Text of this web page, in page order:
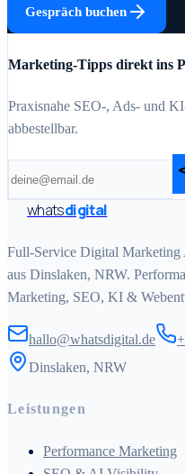
Gespräch buchen
Marketing-Tipps direkt ins
Praxisnahe SEO-, Ads- und
abbestellbar.
whatsdigital
Full-Service Digital Marketing
aus Dinslaken, NRW.
Marketing, SEO, KI &
hallo@whatsdigital.de
Dinslaken, NRW
Leistungen
Performance Marketing